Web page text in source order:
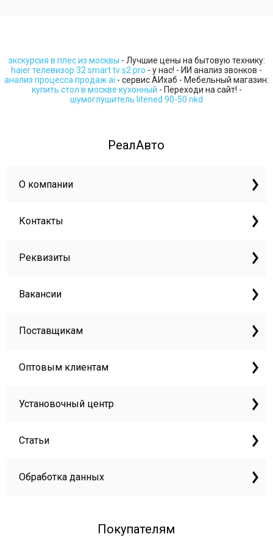
экскурсия в плес из москвы - Лучшие цены на бытовую технику:
haier телевизор 32 smart tv s2 pro - у нас! - ИИ анализ звонков -
анализ процесса продаж ai - сервис АИхаб - Мебельный магазин:
купить стол в москве кухонный - Переходи на сайт! -
шумоглушитель litened 90-50 nkd
РеалАвто
О компании
Контакты
Реквизиты
Вакансии
Поставщикам
Оптовым клиентам
Установочный центр
Статьи
Обработка данных
Покупателям